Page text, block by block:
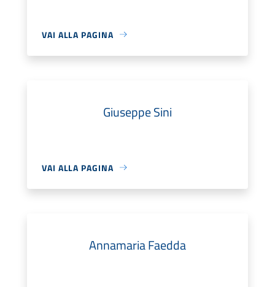
VAI ALLA PAGINA
Giuseppe Sini
VAI ALLA PAGINA
Annamaria Faedda